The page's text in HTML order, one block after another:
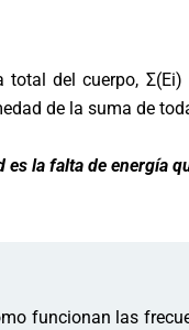
total del cuerpo,
de la suma de
la falta de energía
funcionan las